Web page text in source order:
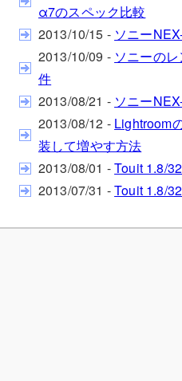
α7のスペック比較
2013/10/15 - ソニー
2013/10/09 - ソニーの
件
2013/08/21 - ソニー
2013/08/12 - Lightroom
装して増やす方法
2013/08/01 -Touit 1.8/
2013/07/31 -Touit 1.8/